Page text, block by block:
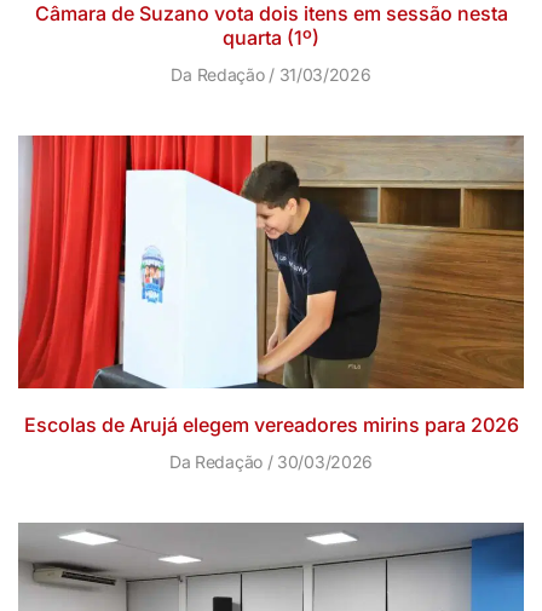
Câmara de Suzano vota dois itens em sessão nesta
quarta (1º)
Da Redação 31/03/2026
Escolas de Arujá elegem vereadores mirins para 2026
Da Redação 30/03/2026